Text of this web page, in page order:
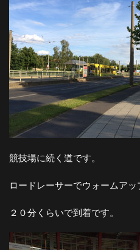
競技場に続く道です。
ロードレーサーでウォームアッ
２０分くらいで到着です。